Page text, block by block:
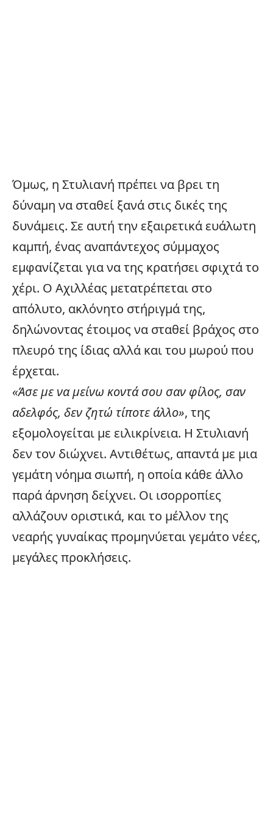
Όμως, η Στυλιανή πρέπει να βρει τη
δύναμη να σταθεί ξανά στις δικές της
δυνάμεις. Σε αυτή την εξαιρετικά ευάλωτη
καμπή, ένας αναπάντεχος σύμμαχος
εμφανίζεται για να της κρατήσει σφιχτά το
χέρι. Ο Αχιλλέας μετατρέπεται στο
απόλυτο, ακλόνητο στήριγμά της,
δηλώνοντας έτοιμος να σταθεί βράχος στο
πλευρό της ίδιας αλλά και του μωρού που
έρχεται.
«Άσε με να μείνω κοντά σου σαν φίλος, σαν
αδελφός, δεν ζητώ τίποτε άλλο», της
εξομολογείται με ειλικρίνεια. Η Στυλιανή
δεν τον διώχνει. Αντιθέτως, απαντά με μια
γεμάτη νόημα σιωπή, η οποία κάθε άλλο
παρά άρνηση δείχνει. Οι ισορροπίες
αλλάζουν οριστικά, και το μέλλον της
νεαρής γυναίκας προμηνύεται γεμάτο νέες,
μεγάλες προκλήσεις.